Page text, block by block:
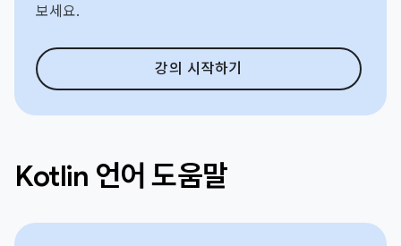
보세요.
강의 시작하기
Kotlin 언어 도움말